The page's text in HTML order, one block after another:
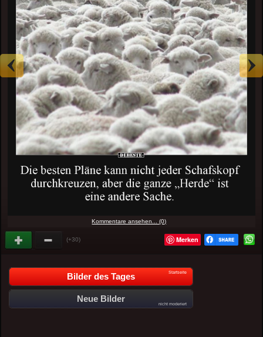
Kommentare ansehen... (0)
(+30) Merken
Bilder des Tages Startseite
Neue Bilder
nicht moderiert